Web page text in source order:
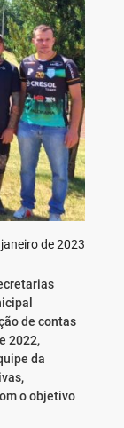
de 2023
de contas
2022,
da
o objetivo